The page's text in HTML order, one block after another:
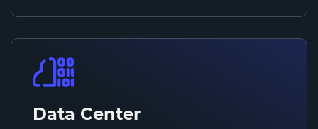
Data Center